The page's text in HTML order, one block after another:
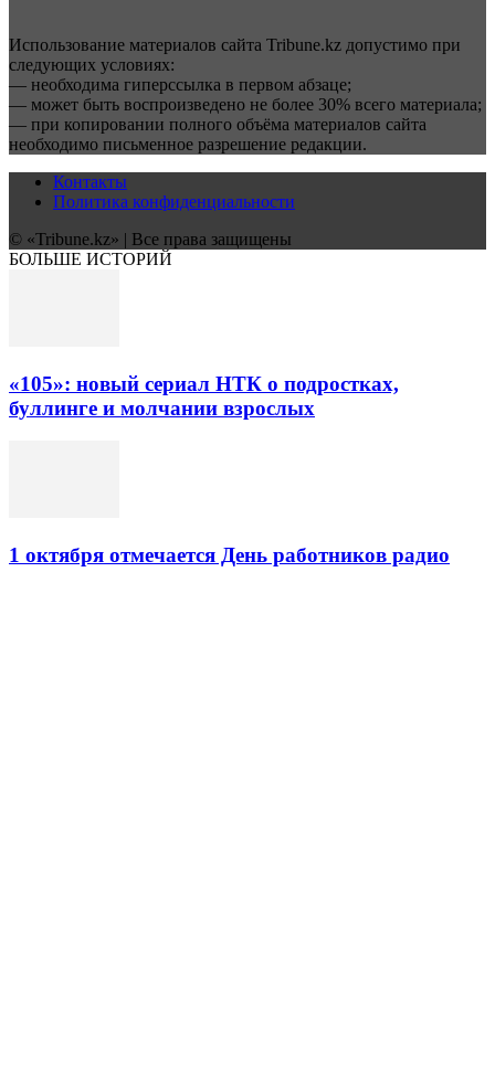
Использование материалов сайта Tribune.kz допустимо при
следующих условиях:
— необходима гиперссылка в первом абзаце;
— может быть воспроизведено не более 30% всего материала;
— при копировании полного объёма материалов сайта
необходимо письменное разрешение редакции.
Контакты
Политика конфиденциальности
© «Tribune.kz» | Все права защищены
БОЛЬШЕ ИСТОРИЙ
«105»: новый сериал НТК о подростках,
буллинге и молчании взрослых
1 октября отмечается День работников радио